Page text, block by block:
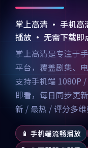
掌上高清 · 手机高
播放 · 无需下载即
掌上高清是专注于
平台，覆盖剧集、
支持手机端 1080P
即看，每日同步更
新 / 最热 / 评分多维
📱 手机端流畅播放